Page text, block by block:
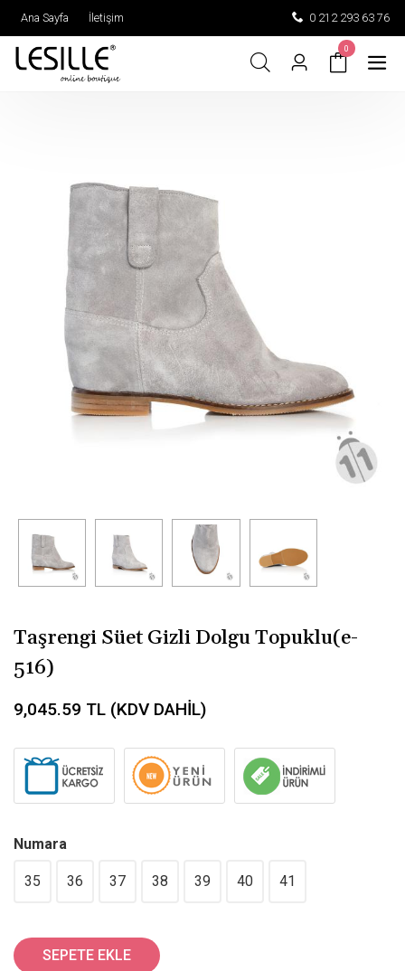
Ana Sayfa İletişim 0 212 293 63 76
0
Taşrengi Süet Gizli Dolgu Topuklu(e-
516)
9,045.59 TL (KDV DAHİL)
Numara
35 36 37 38 39 40 41
SEPETE EKLE